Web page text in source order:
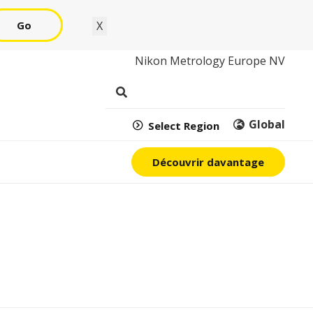
Go X
Nikon Metrology Europe NV
Select Region Global
Découvrir davantage